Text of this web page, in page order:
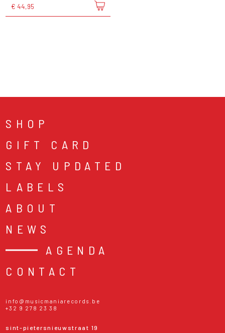
€ 44,95
SHOP
GIFT CARD
STAY UPDATED
LABELS
ABOUT
NEWS
AGENDA
CONTACT
info@musicmaniarecords.be
+32 9 278 23 38
sint-pietersnieuwstraat 19